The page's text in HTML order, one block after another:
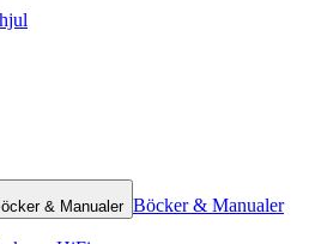
& Manualer Böcker & Manualer